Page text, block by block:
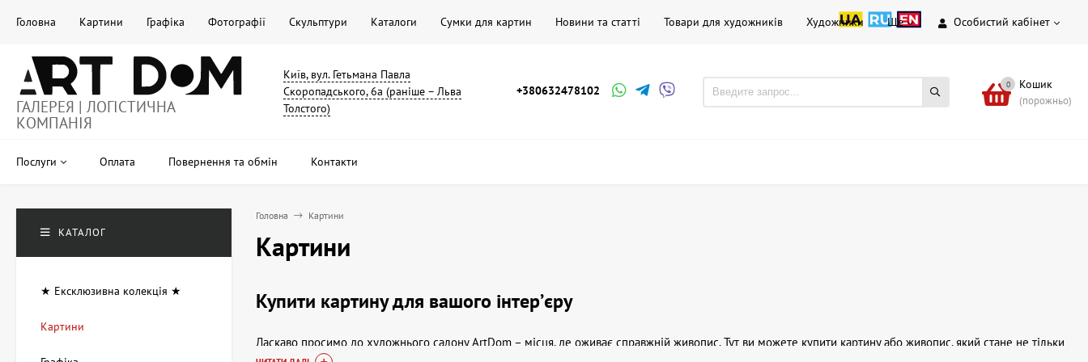
Особистий кабінет
Головна Картини Графіка Фотографії Скульптури Каталоги Сумки для картин Новини та статті Товари для художників Художники Ще
ГАЛЕРЕЯ | ЛОГІСТИЧНА
КОМПАНІЯ
Київ, вул. Гетьмана Павла
Скоропадського, 6а (раніше – Льва
Толстого)
+380632478102 0 Кошик
(порожньо)
Послуги Оплата Повернення та обмін Контакти
Головна Картини
Картини
Купити картину для вашого інтерʼєру
Ласкаво просимо до художнього салону ArtDom – місця, де оживає справжній живопис. Тут ви можете купити картину або живопис, який стане не тільки
КАТАЛОГ
★ Ексклюзивна колекція ★
Картини